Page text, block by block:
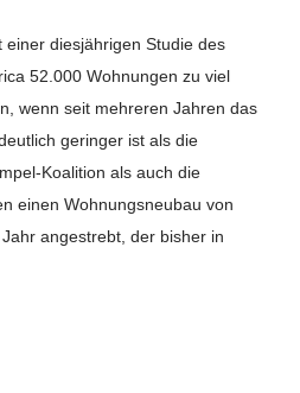
diesjährigen Studie des
52.000 Wohnungen zu viel
wenn seit mehreren Jahren das
geringer ist als die
Koalition als auch die
einen Wohnungsneubau von
angestrebt, der bisher in